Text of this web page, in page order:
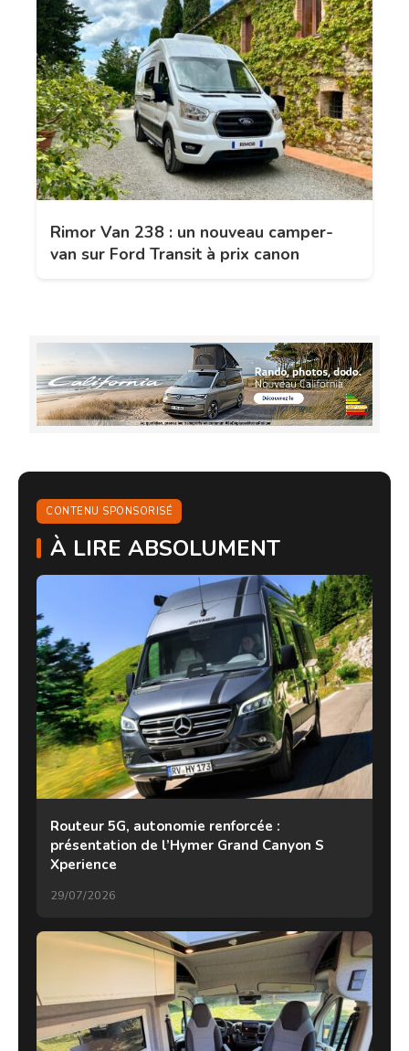
Rimor Van 238 : un nouveau camper-
van sur Ford Transit à prix canon
CONTENU SPONSORISÉ
À LIRE ABSOLUMENT
Routeur 5G, autonomie renforcée :
présentation de l’Hymer Grand Canyon S
Xperience
29/07/2026